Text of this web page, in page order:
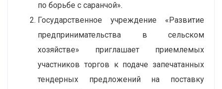
по борьбе с саранчой».
Государственное учреждение «Развитие
предпринимательства в сельском
хозяйстве» приглашает приемлемых
участников торгов к подаче запечатанных
тендерных предложений на поставку